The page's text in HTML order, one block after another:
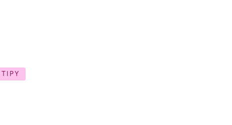
TIPY